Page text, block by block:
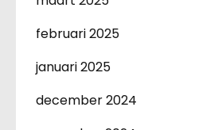
februari 2025
januari 2025
december 2024